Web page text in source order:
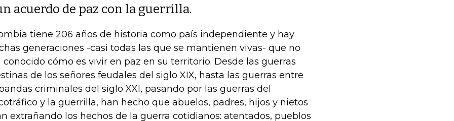
acuerdo de paz con la guerrilla.
tiene 206 años de historia como país independiente y hay
generaciones -casi todas las que se mantienen vivas- que no
conocido cómo es vivir en paz en su territorio. Desde las guerras
de los señores feudales del siglo XIX, hasta las guerras entre
criminales del siglo XXI, pasando por las guerras del
y la guerrilla, han hecho que abuelos, padres, hijos y nietos
extrañando los hechos de la guerra cotidianos: atentados, pueblos